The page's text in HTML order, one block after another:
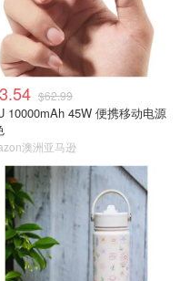
$62.99
10000mAh 45W 便携移动电源
澳洲亚马逊